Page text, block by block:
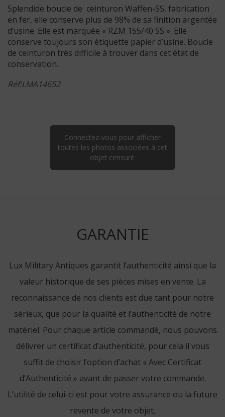
Splendide boucle de ceinturon Waffen-SS, fabrication
en fer, elle conserve plus de 98% de sa finition argentée
d’usine. Elle est marquée « RZM 155/40 SS ». Elle
conserve toujours son étiquette papier d’usine. Boucle
de ceinturon très difficile à trouver dans cet état de
conservation.
Réf:LMA14652
Connectez-vous pour afficher
toutes les photos associées à cet
objet censuré
GARANTIE
Lux Military Antiques garantit l’authenticité ainsi que la
valeur historique de ses pièces mises en vente. La
reconnaissance de nos clients est due tant pour notre
sérieux, que pour la qualité et l’authenticité de notre
matériel. Pour chaque article commandé, nous pouvons
délivrer un certificat d’authenticité, pour cela il vous
suffit de choisir l’option d’achat « Avec Certificat
d’Authenticité » avant de passer votre commande.
L’utilité de celui-ci est pour votre assurance ou la future
revente de votre objet.